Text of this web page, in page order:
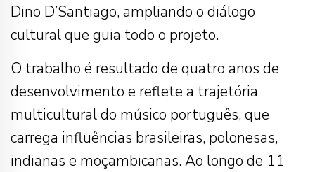
Dino D’Santiago, ampliando o diálogo
cultural que guia todo o projeto.
O trabalho é resultado de quatro anos de
desenvolvimento e reflete a trajetória
multicultural do músico português, que
carrega influências brasileiras, polonesas,
indianas e moçambicanas. Ao longo de 11